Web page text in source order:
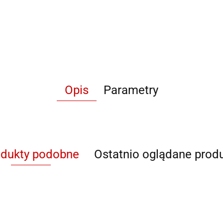
Opis Parametry
podobne Ostatnio oglądane